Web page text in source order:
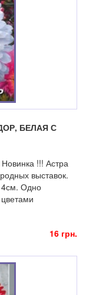
БЕЛАЯ С
!!! Астра
выставок.
Одно
16 грн.